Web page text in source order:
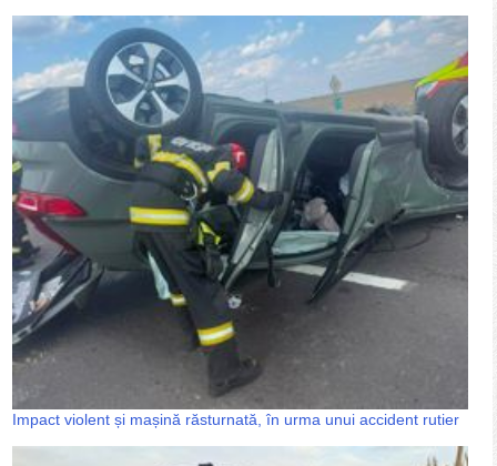
Impact violent și mașină răsturnată, în urma unui accident rutier